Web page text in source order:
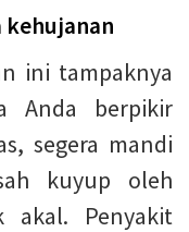
kehujanan
ini tampaknya
Anda berpikir
segera mandi
kuyup oleh
akal. Penyakit